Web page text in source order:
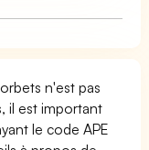
n'est pas
il est important
le code APE